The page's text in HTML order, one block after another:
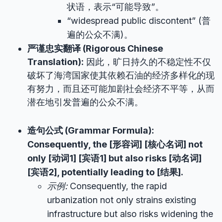
状语，表示“可能导致”。
“widespread public discontent” (普
遍的公众不满)。
严谨忠实翻译 (Rigorous Chinese
Translation): 因此，旷日持久的不稳定性不仅
破坏了海湾国家使其依赖石油的经济多样化的现
有努力，而且还可能加剧社会经济不平等，从而
潜在地引发普遍的公众不满。
造句公式 (Grammar Formula):
Consequently, the [形容词] [核心名词] not
only [动词1] [宾语1] but also risks [动名词]
[宾语2], potentially leading to [结果].
示例:Consequently, the rapid
urbanization not only strains existing
infrastructure but also risks widening the